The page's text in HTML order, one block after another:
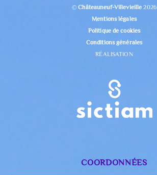
©Châteauneuf-Villevieille 2026
Mentions légales
Politique de cookies
Conditions générales
RÉALISATION
COORDONNÉES